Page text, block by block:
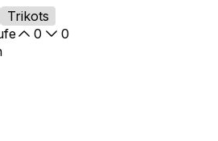
Trikots
0
0